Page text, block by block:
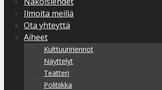
Ilmoita meillä
Ota yhteyttä
Aiheet
Kulttuuririennot
Näyttelyt
Teatteri
Politiikka